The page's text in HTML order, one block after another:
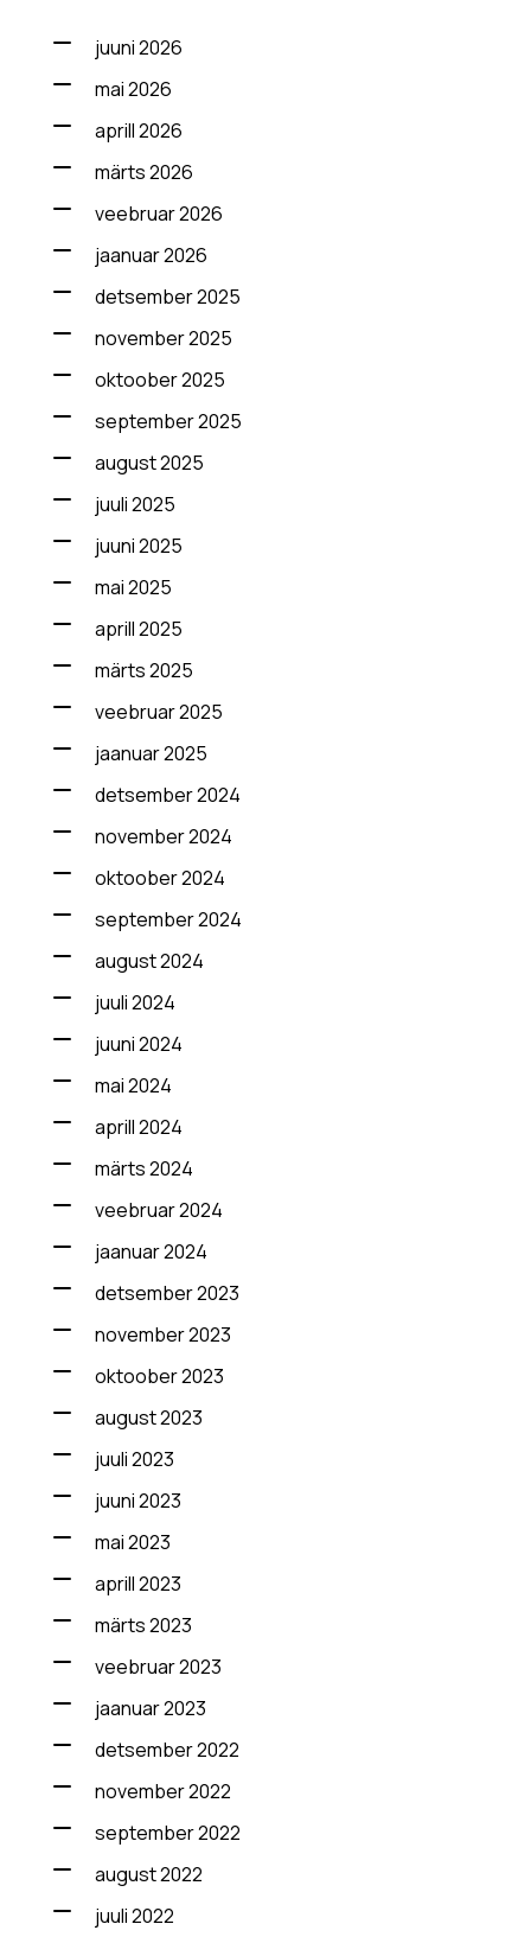
juuni 2026
mai 2026
aprill 2026
märts 2026
veebruar 2026
jaanuar 2026
detsember 2025
november 2025
oktoober 2025
september 2025
august 2025
juuli 2025
juuni 2025
mai 2025
aprill 2025
märts 2025
veebruar 2025
jaanuar 2025
detsember 2024
november 2024
oktoober 2024
september 2024
august 2024
juuli 2024
juuni 2024
mai 2024
aprill 2024
märts 2024
veebruar 2024
jaanuar 2024
detsember 2023
november 2023
oktoober 2023
august 2023
juuli 2023
juuni 2023
mai 2023
aprill 2023
märts 2023
veebruar 2023
jaanuar 2023
detsember 2022
november 2022
september 2022
august 2022
juuli 2022